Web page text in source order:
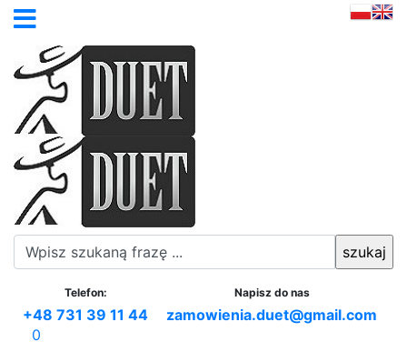
Telefon:
+48 731 39 11 44
Napisz do nas
zamowienia.duet@gmail.com
0